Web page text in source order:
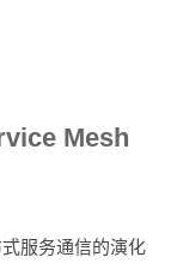
Mesh
服务通信的演化